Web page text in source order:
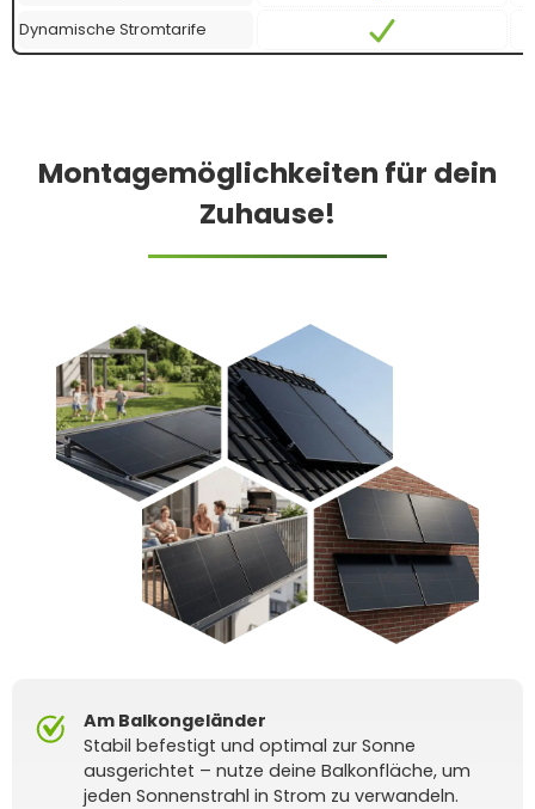
Dynamische Stromtarife
Montagemöglichkeiten für dein
Zuhause!
Am Balkongeländer
Stabil befestigt und optimal zur Sonne
ausgerichtet – nutze deine Balkonfläche, um
jeden Sonnenstrahl in Strom zu verwandeln.